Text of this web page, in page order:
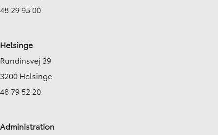
48 29 95 00
Helsinge
Rundinsvej 39
3200 Helsinge
48 79 52 20
Administration